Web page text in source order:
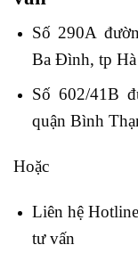
Số 290A
Ba Đình, tp
Số 602/41B
quận Bình
Hoặc
Liên hệ
tư vấn